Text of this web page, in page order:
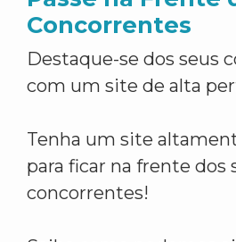
Concorrentes
Destaque-se dos seus
com um site de alta
Tenha um site
para ficar na frente dos
concorrentes!